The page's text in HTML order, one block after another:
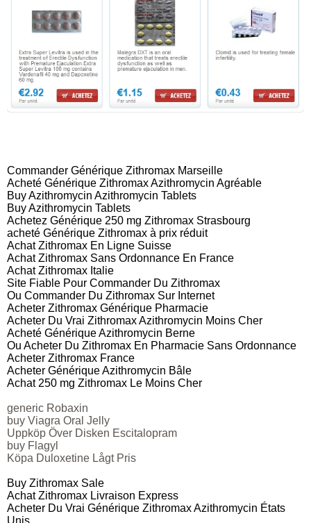
Commander Générique Zithromax Marseille
Acheté Générique Zithromax Azithromycin Agréable
Buy Azithromycin Azithromycin Tablets
Buy Azithromycin Tablets
Achetez Générique 250 mg Zithromax Strasbourg
acheté Générique Zithromax à prix réduit
Achat Zithromax En Ligne Suisse
Achat Zithromax Sans Ordonnance En France
Achat Zithromax Italie
Site Fiable Pour Commander Du Zithromax
Ou Commander Du Zithromax Sur Internet
Acheter Zithromax Générique Pharmacie
Acheter Du Vrai Zithromax Azithromycin Moins Cher
Acheté Générique Azithromycin Berne
Ou Acheter Du Zithromax En Pharmacie Sans Ordonnance
Acheter Zithromax France
Acheter Générique Azithromycin Bâle
Achat 250 mg Zithromax Le Moins Cher
generic Robaxin
buy Viagra Oral Jelly
Uppköp Över Disken Escitalopram
buy Flagyl
Köpa Duloxetine Lågt Pris
Buy Zithromax Sale
Achat Zithromax Livraison Express
Acheter Du Vrai Générique Zithromax Azithromycin États